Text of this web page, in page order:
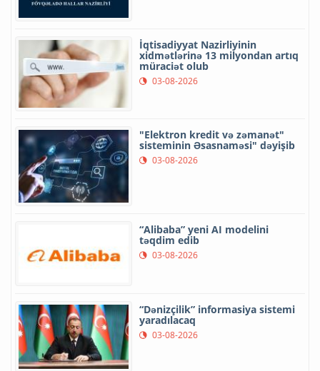
İqtisadiyyat Nazirliyinin
xidmətlərinə 13 milyondan artıq
müraciət olub
03-08-2026
"Elektron kredit və zəmanət"
sisteminin Əsasnaməsi" dəyişib
03-08-2026
“Alibaba” yeni AI modelini
təqdim edib
03-08-2026
“Dənizçilik” informasiya sistemi
yaradılacaq
03-08-2026